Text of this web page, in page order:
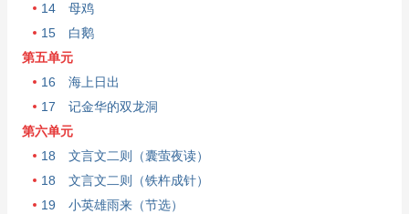
14 母鸡
15 白鹅
第五单元
16 海上日出
17 记金华的双龙洞
第六单元
18 文言文二则（囊萤夜读）
18 文言文二则（铁杵成针）
19 小英雄雨来（节选）